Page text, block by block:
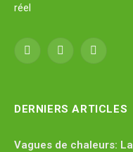
réel
Facebook
X
YouTube
DERNIERS ARTICLES
Vagues de chaleurs: